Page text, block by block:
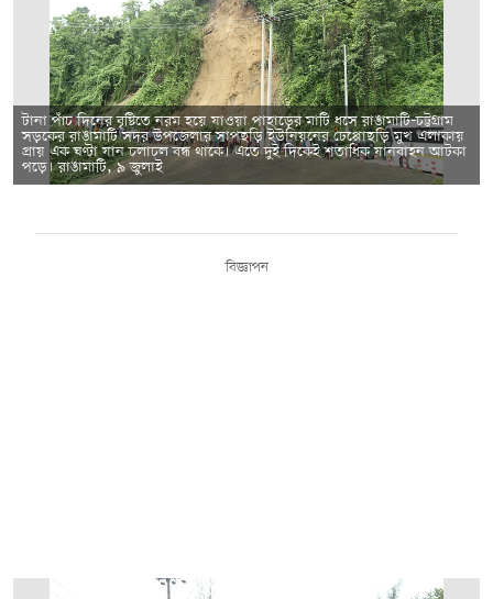
টানা পাঁচ দিনের বৃষ্টিতে নরম হয়ে যাওয়া পাহাড়ের মাটি ধসে রাঙামাটি-চট্টগ্রাম
সড়কের রাঙামাটি সদর উপজেলার সাপছড়ি ইউনিয়নের ঢেপ্পোছড়ি মুখ এলাকায়
প্রায় এক ঘণ্টা যান চলাচল বন্ধ থাকে। এতে দুই দিকেই শতাধিক যানবাহন আটকা
পড়ে। রাঙামাটি, ৯ জুলাই
বিজ্ঞাপন